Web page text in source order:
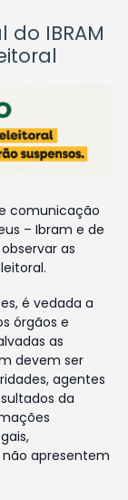
IBRAM
comunicação
– Ibram e de
as
é vedada a
órgãos e
as
devem ser
agentes
da
apresentem